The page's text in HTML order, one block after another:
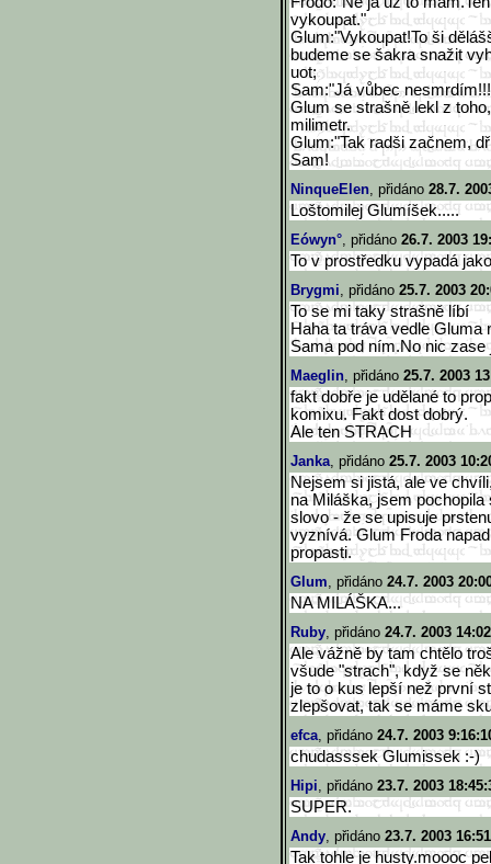
vykoupat."
Glum:"Vykoupat!To ši
budeme se šakra snažit
uot;
Sam:"Já vůbec
Glum se strašně lekl z
milimetr.
Glum:"Tak radši začnem,
Sam!
NinqueElen, přidáno 28.7.
Loštomilej Glumíšek.....
Eówyn°, přidáno 26.7. 2003
To v prostředku vypadá
Brygmi, přidáno 25.7. 2003
To se mi taky strašně líbí
Haha ta tráva vedle
Sama pod ním.No nic
Maeglin, přidáno 25.7. 2003
fakt dobře je udělané to
komixu. Fakt dost dobrý.
Ale ten STRACH
Janka, přidáno 25.7. 2003
Nejsem si jistá, ale ve
na Miláška, jsem
slovo - že se upisuje
vyznívá. Glum Froda
propasti.
Glum, přidáno 24.7. 2003
NA MILÁŠKA...
Ruby, přidáno 24.7. 2003
Ale vážně by tam chtělo
všude "strach", když se
je to o kus lepší než první
zlepšovat, tak se máme
efca, přidáno 24.7. 2003
chudasssek Glumissek :-)
Hipi, přidáno 23.7. 2003
SUPER.
Andy, přidáno 23.7. 2003
Tak tohle je husty.moooc